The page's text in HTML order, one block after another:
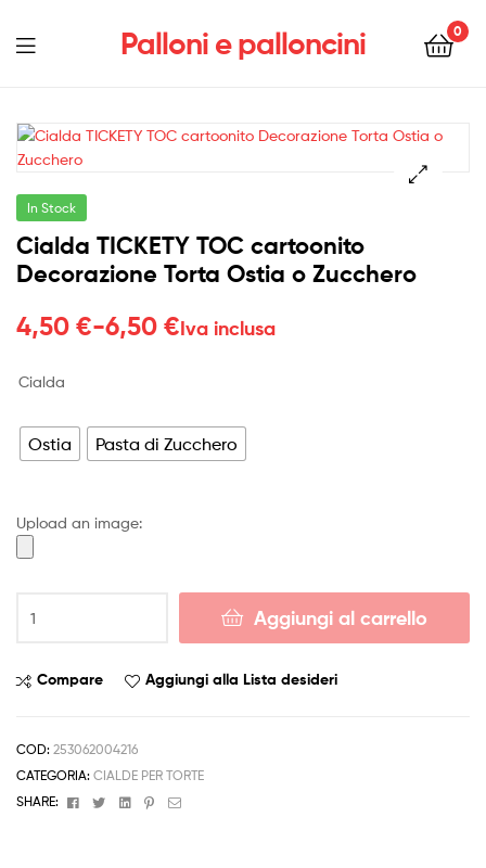
Palloni e palloncini 0
Menu
In Stock
Cialda TICKETY TOC cartoonito
Decorazione Torta Ostia o Zucchero
4,50 €-6,50 €
Fascia
da
a
Iva inclusa
Cialda
Ostia Pasta di Zucchero
Upload an image:
TICKETY
cartoonito
Ostia
o
Zucchero
Aggiungi al carrello
Compare Aggiungi alla Lista desideri
COD: 253062004216
CATEGORIA: CIALDE PER TORTE
SHARE:
FacebookTwitterLinkedinPinterest
Email